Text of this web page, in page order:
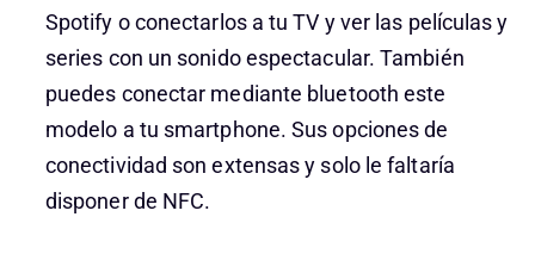
Spotify o conectarlos a tu TV y ver las películas y
series con un sonido espectacular. También
puedes conectar mediante bluetooth este
modelo a tu smartphone. Sus opciones de
conectividad son extensas y solo le faltaría
disponer de NFC.